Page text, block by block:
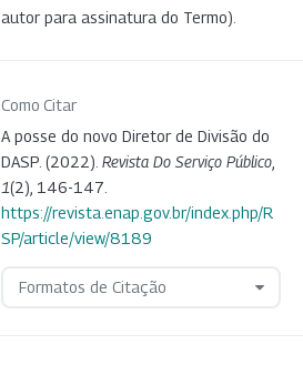
autor para assinatura do Termo).
Como Citar
A posse do novo Diretor de Divisão do
DASP. (2022). Revista Do Serviço Público
1(2), 146-147.
https://revista.enap.gov.br/index.php/R
SP/article/view/8189
Formatos de Citação